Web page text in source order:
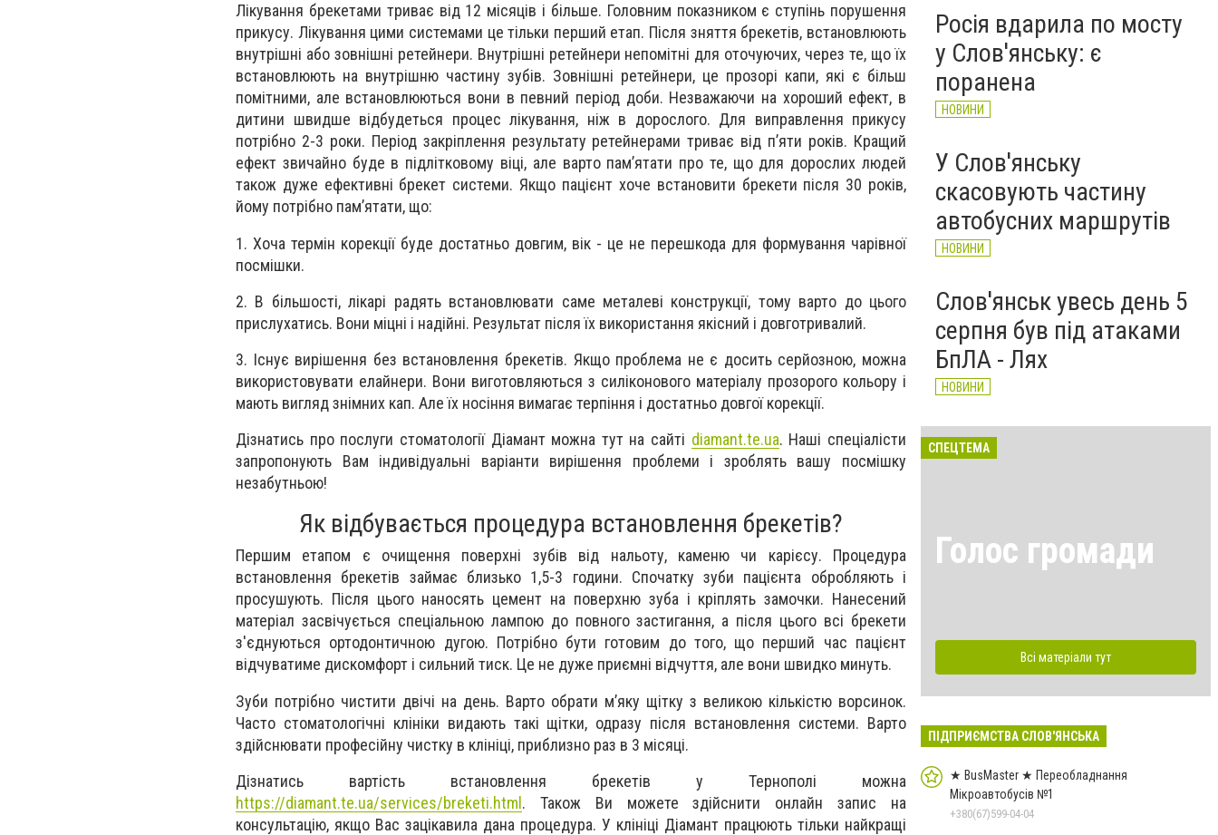
Лікування брекетами триває від 12 місяців і більше. Головним показником є ступінь порушення
прикусу. Лікування цими системами це тільки перший етап. Після зняття брекетів, встановлюють
внутрішні або зовнішні ретейнери. Внутрішні ретейнери непомітні для оточуючих, через те, що їх
встановлюють на внутрішню частину зубів. Зовнішні ретейнери, це прозорі капи, які є більш
помітними, але встановлюються вони в певний період доби. Незважаючи на хороший ефект, в
дитини швидше відбудеться процес лікування, ніж в дорослого. Для виправлення прикусу
потрібно 2-3 роки. Період закріплення результату ретейнерами триває від п’яти років. Кращий
ефект звичайно буде в підлітковому віці, але варто пам’ятати про те, що для дорослих людей
також дуже ефективні брекет системи. Якщо пацієнт хоче встановити брекети після 30 років,
йому потрібно пам’ятати, що:
1. Хоча термін корекції буде достатньо довгим, вік - це не перешкода для формування чарівної
посмішки.
2. В більшості, лікарі радять встановлювати саме металеві конструкції, тому варто до цього
прислухатись. Вони міцні і надійні. Результат після їх використання якісний і довготривалий.
3. Існує вирішення без встановлення брекетів. Якщо проблема не є досить серйозною, можна
використовувати елайнери. Вони виготовляються з силіконового матеріалу прозорого кольору і
мають вигляд знімних кап. Але їх носіння вимагає терпіння і достатньо довгої корекції.
Дізнатись про послуги стоматології Діамант можна тут на сайті diamant.te.ua. Наші спеціалісти
запропонують Вам індивідуальні варіанти вирішення проблеми і зроблять вашу посмішку
незабутньою!
Як відбувається процедура встановлення брекетів?
Першим етапом є очищення поверхні зубів від нальоту, каменю чи карієсу. Процедура
встановлення брекетів займає близько 1,5-3 години. Спочатку зуби пацієнта обробляють і
просушують. Після цього наносять цемент на поверхню зуба і кріплять замочки. Нанесений
матеріал засвічується спеціальною лампою до повного застигання, а після цього всі брекети
з'єднуються ортодонтичною дугою. Потрібно бути готовим до того, що перший час пацієнт
відчуватиме дискомфорт і сильний тиск. Це не дуже приємні відчуття, але вони швидко минуть.
Зуби потрібно чистити двічі на день. Варто обрати м’яку щітку з великою кількістю ворсинок.
Часто стоматологічні клініки видають такі щітки, одразу після встановлення системи. Варто
здійснювати професійну чистку в клініці, приблизно раз в 3 місяці.
Дізнатись вартість встановлення брекетів у Тернополі можна
https://diamant.te.ua/services/breketi.html. Також Ви можете здійснити онлайн запис на
консультацію, якщо Вас зацікавила дана процедура. У клініці Діамант працюють тільки найкращі
Росія вдарила по мосту
у Слов'янську: є
поранена
НОВИНИ
У Слов'янську
скасовують частину
автобусних маршрутів
НОВИНИ
Слов'янськ увесь день 5
серпня був під атаками
БпЛА - Лях
НОВИНИ
СПЕЦТЕМА
Голос громади
Всі матеріали тут
ПІДПРИЄМСТВА СЛОВ'ЯНСЬКА
★ BusMaster ★ Переобладнання
Мікроавтобусів №1
+380(67)599-04-04